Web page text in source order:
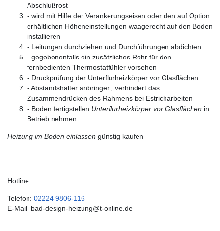
Abschlußrost
- wird mit Hilfe der Verankerungseisen oder den auf Option
erhältlichen Höheneinstellungen waagerecht auf den Boden
installieren
- Leitungen durchziehen und Durchführungen abdichten
- gegebenenfalls ein zusätzliches Rohr für den
fernbedienten Thermostatfühler vorsehen
- Druckprüfung der Unterflurheizkörper vor Glasflächen
- Abstandshalter anbringen, verhindert das
Zusammendrücken des Rahmens bei Estricharbeiten
- Boden fertigstellen Unterflurheizkörper vor Glasflächen in
Betrieb nehmen
Heizung im Boden einlassen günstig kaufen
Hotline
Telefon: 02224 9806-116
E-Mail: bad-design-heizung@t-online.de